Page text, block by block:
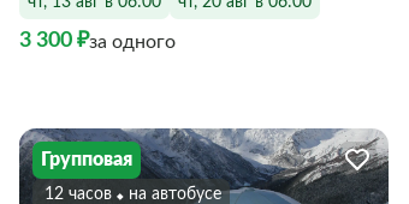
3 300 ₽за одного
Групповая
12 часов На автобусе